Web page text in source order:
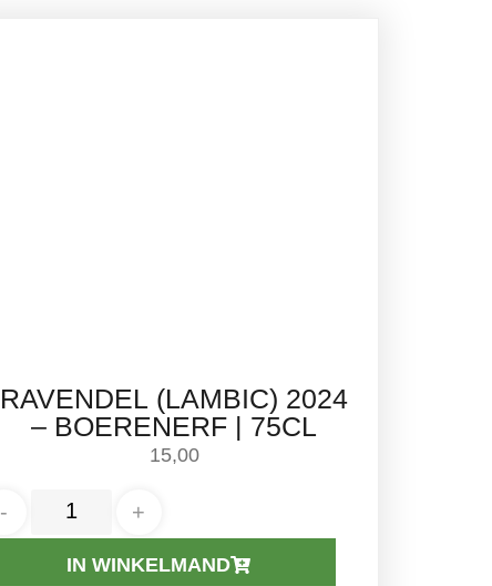
RAVENDEL (LAMBIC) 2024
– BOERENERF | 75CL
15,00
- +
IN WINKELMAND